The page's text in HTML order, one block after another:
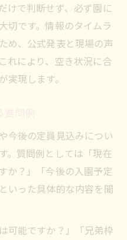
けで判断せず、必ず園に
切です。情報のタイムラ
め、公式発表と現場の声
れにより、空き状況に合
現します。
質問例
今後の定員見込みについ
。質問例としては「現在
か？」「今後の入園予定
いった具体的な内容を聞
可能ですか？」「兄弟枠